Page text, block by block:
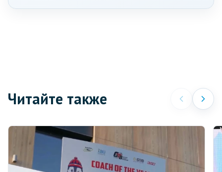
Читайте также